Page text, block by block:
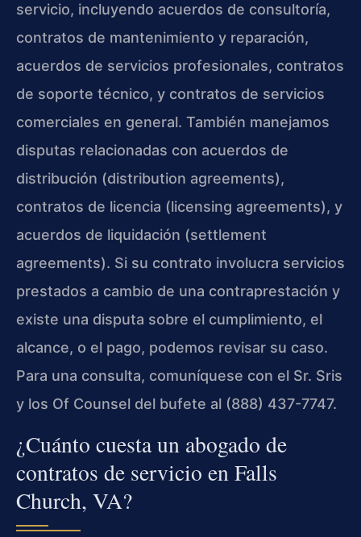
servicio, incluyendo acuerdos de consultoría,
contratos de mantenimiento y reparación,
acuerdos de servicios profesionales, contratos
de soporte técnico, y contratos de servicios
comerciales en general. También manejamos
disputas relacionadas con acuerdos de
distribución (distribution agreements),
contratos de licencia (licensing agreements), y
acuerdos de liquidación (settlement
agreements). Si su contrato involucra servicios
prestados a cambio de una contraprestación y
existe una disputa sobre el cumplimiento, el
alcance, o el pago, podemos revisar su caso.
Para una consulta, comuníquese con el Sr. Sris
y los Of Counsel del bufete al (888) 437-7747.
¿Cuánto cuesta un abogado de
contratos de servicio en Falls
Church, VA?